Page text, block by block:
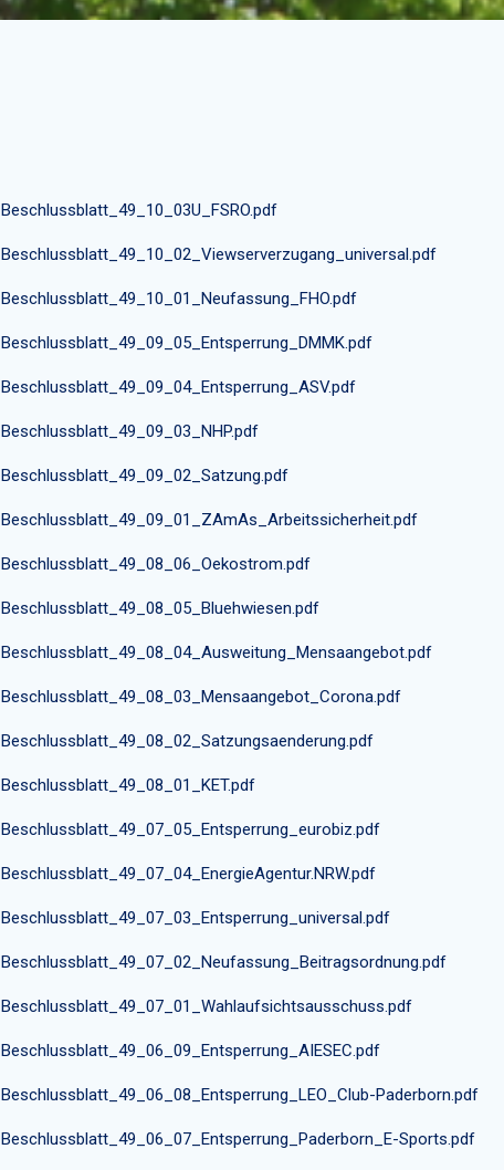
Beschlussblatt_49_10_03U_FSRO.pdf
Beschlussblatt_49_10_02_Viewserverzugang_universal.pdf
Beschlussblatt_49_10_01_Neufassung_FHO.pdf
Beschlussblatt_49_09_05_Entsperrung_DMMK.pdf
Beschlussblatt_49_09_04_Entsperrung_ASV.pdf
Beschlussblatt_49_09_03_NHP.pdf
Beschlussblatt_49_09_02_Satzung.pdf
Beschlussblatt_49_09_01_ZAmAs_Arbeitssicherheit.pdf
Beschlussblatt_49_08_06_Oekostrom.pdf
Beschlussblatt_49_08_05_Bluehwiesen.pdf
Beschlussblatt_49_08_04_Ausweitung_Mensaangebot.pdf
Beschlussblatt_49_08_03_Mensaangebot_Corona.pdf
Beschlussblatt_49_08_02_Satzungsaenderung.pdf
Beschlussblatt_49_08_01_KET.pdf
Beschlussblatt_49_07_05_Entsperrung_eurobiz.pdf
Beschlussblatt_49_07_04_EnergieAgentur.NRW.pdf
Beschlussblatt_49_07_03_Entsperrung_universal.pdf
Beschlussblatt_49_07_02_Neufassung_Beitragsordnung.pdf
Beschlussblatt_49_07_01_Wahlaufsichtsausschuss.pdf
Beschlussblatt_49_06_09_Entsperrung_AIESEC.pdf
Beschlussblatt_49_06_08_Entsperrung_LEO_Club-Paderborn.pdf
Beschlussblatt_49_06_07_Entsperrung_Paderborn_E-Sports.pdf